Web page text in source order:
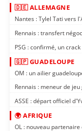
🇩🇪 ALLEMAGNE
Nantes : Tylel Tati vers
Rennais : transfert
PSG : confirmé, un
🇬🇵 GUADELOUPE
OM : un ailier
Rennais : meneur de
ASSE : départ officiel
🌍 AFRIQUE
OL : nouveau partenaire